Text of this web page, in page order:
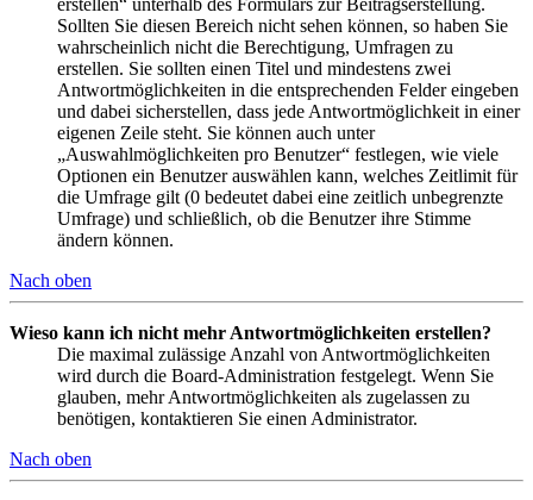
Sollten Sie diesen Bereich nicht sehen können, so haben Sie
wahrscheinlich nicht die Berechtigung, Umfragen zu
erstellen. Sie sollten einen Titel und mindestens zwei
Antwortmöglichkeiten in die entsprechenden Felder eingeben
und dabei sicherstellen, dass jede Antwortmöglichkeit in einer
eigenen Zeile steht. Sie können auch unter
„Auswahlmöglichkeiten pro Benutzer“ festlegen, wie viele
Optionen ein Benutzer auswählen kann, welches Zeitlimit für
die Umfrage gilt (0 bedeutet dabei eine zeitlich unbegrenzte
Umfrage) und schließlich, ob die Benutzer ihre Stimme
ändern können.
Nach oben
Wieso kann ich nicht mehr Antwortmöglichkeiten erstellen?
Die maximal zulässige Anzahl von Antwortmöglichkeiten
wird durch die Board-Administration festgelegt. Wenn Sie
glauben, mehr Antwortmöglichkeiten als zugelassen zu
benötigen, kontaktieren Sie einen Administrator.
Nach oben